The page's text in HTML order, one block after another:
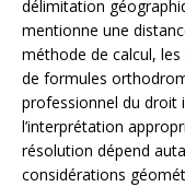
délimitation
mentionne une
méthode de calcul, les
de formules
professionnel du droit
l’interprétation
résolution dépend
considérations